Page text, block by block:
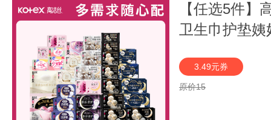
【任选5件】
卫生巾护垫
3.49元券
原价15